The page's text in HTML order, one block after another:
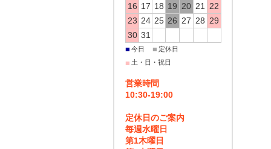
16 17 18 19 20 21
22
23 24 25 26 27 28 29
30 31
■ 今日 ■ 定休日
■ 土・日・祝日
営業時間
10:30-19:00
定休日のご案内
毎週水曜日
第1木曜日